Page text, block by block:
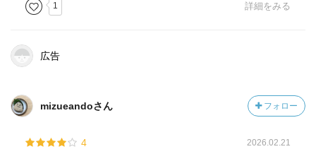
1 詳細をみる
広告
mizueandoさん フォロー
4 2026.02.21